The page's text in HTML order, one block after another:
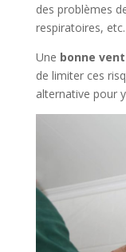
des problèmes
respiratoires, etc.
Une bonne
de limiter ces
alternative pour